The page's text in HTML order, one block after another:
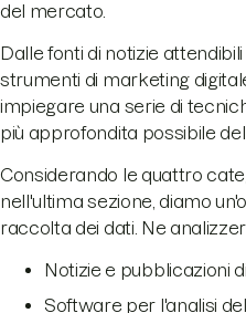
del mercato.
Dalle fonti di notizie
strumenti di marketing
impiegare una serie di
più approfondita possibile
Considerando le quattro
nell'ultima sezione, diamo
raccolta dei dati. Ne
Notizie e pubblicazioni
Software per l'analisi